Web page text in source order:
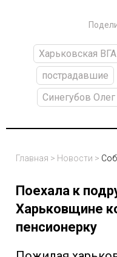
Харьковская ВГА
пострадавшие
Синегубов
Главная > Новости >
Поехала к
Харьковщине
пенсионерку